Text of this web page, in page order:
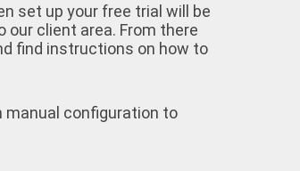
set up your free trial will be
our client area. From there
find instructions on how to
configuration to